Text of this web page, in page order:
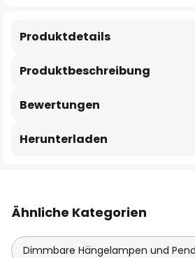
Produktbeschreibung
Produktdetails
Bewertungen
Herunterladen
Ähnliche Kategorien
Dimmbare Hängelampen und